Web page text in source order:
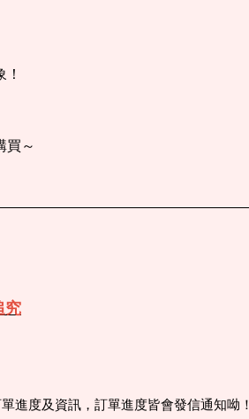
買～
究
進度及資訊，訂單進度皆會發信通知呦！